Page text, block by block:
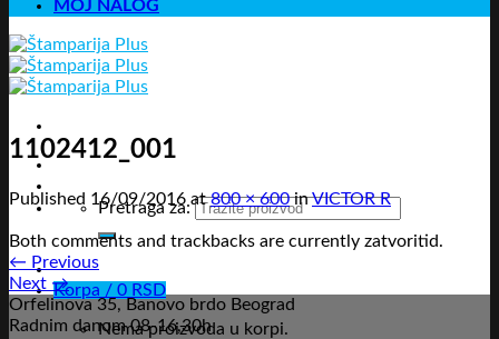
MOJ NALOG
Pretraga za:
Korpa / 0 RSD
Nema proizvoda u korpi.
1102412_001
Published 16/09/2016 at800 × 600inVICTOR R
Both comments and trackbacks are currently zatvoritid.
← Previous
Next →
Orfelinova 35, Banovo brdo Beograd
Radnim danom 08-16,30h